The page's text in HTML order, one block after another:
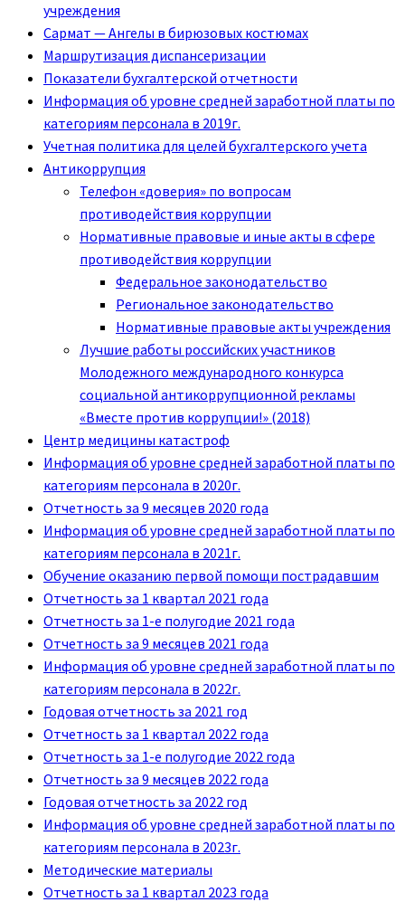
учреждения
Сармат — Ангелы в бирюзовых костюмах
Маршрутизация диспансеризации
Показатели бухгалтерской отчетности
Информация об уровне средней заработной платы по
категориям персонала в 2019г.
Учетная политика для целей бухгалтерского учета
Антикоррупция
Телефон «доверия» по вопросам
противодействия коррупции
Нормативные правовые и иные акты в сфере
противодействия коррупции
Федеральное законодательство
Региональное законодательство
Нормативные правовые акты учреждения
Лучшие работы российских участников
Молодежного международного конкурса
социальной антикоррупционной рекламы
«Вместе против коррупции!» (2018)
Центр медицины катастроф
Информация об уровне средней заработной платы по
категориям персонала в 2020г.
Отчетность за 9 месяцев 2020 года
Информация об уровне средней заработной платы по
категориям персонала в 2021г.
Обучение оказанию первой помощи пострадавшим
Отчетность за 1 квартал 2021 года
Отчетность за 1-е полугодие 2021 года
Отчетность за 9 месяцев 2021 года
Информация об уровне средней заработной платы по
категориям персонала в 2022г.
Годовая отчетность за 2021 год
Отчетность за 1 квартал 2022 года
Отчетность за 1-е полугодие 2022 года
Отчетность за 9 месяцев 2022 года
Годовая отчетность за 2022 год
Информация об уровне средней заработной платы по
категориям персонала в 2023г.
Методические материалы
Отчетность за 1 квартал 2023 года